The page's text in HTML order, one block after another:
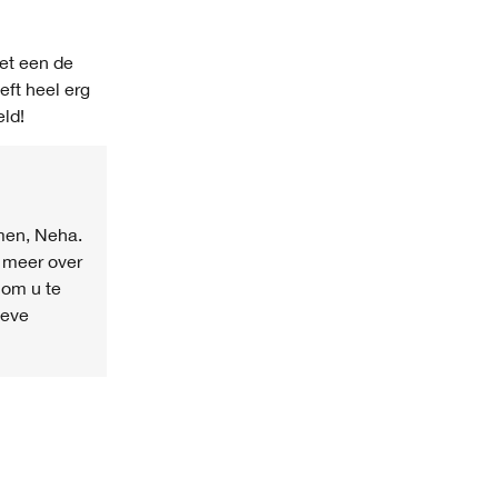
een de
heel erg
Neha.
over
u te